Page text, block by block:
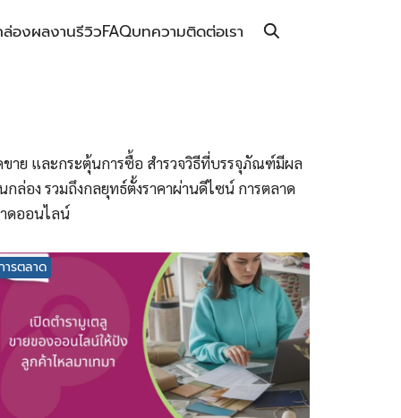
องผลงานรีวิวFAQบทความติดต่อเรา
าย และกระตุ้นการซื้อ สำรวจวิธีที่บรรจุภัณฑ์มีผล
กล่อง รวมถึงกลยุทธ์ตั้งราคาผ่านดีไซน์ การตลาด
ดออนไลน์
ารตลาด